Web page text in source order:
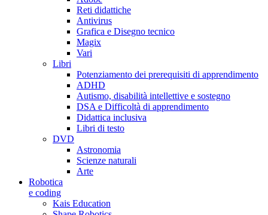
Reti didattiche
Antivirus
Grafica e Disegno tecnico
Magix
Vari
Libri
Potenziamento dei prerequisiti di apprendimento
ADHD
Autismo, disabilità intellettive e sostegno
DSA e Difficoltà di apprendimento
Didattica inclusiva
Libri di testo
DVD
Astronomia
Scienze naturali
Arte
Robotica
e coding
Kais Education